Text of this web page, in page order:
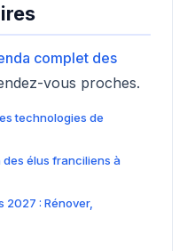
complet des
vous proches.
technologies de
des élus franciliens à
2027 : Rénover,